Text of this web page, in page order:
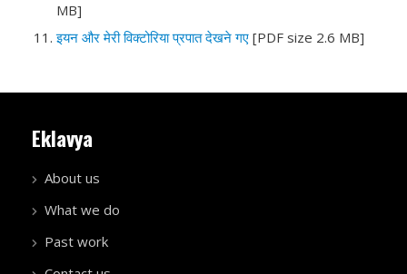
MB]
इयन और मेरी विक्टोरिया प्रपात देखने गए [PDF size 2.6 MB]
Eklavya
About us
What we do
Past work